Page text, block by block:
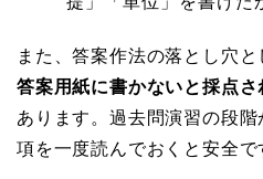
また、答案作法の落とし穴と
答案用紙に書かないと採点さ
あります。過去問演習の段
項を一度読んでおくと安全で